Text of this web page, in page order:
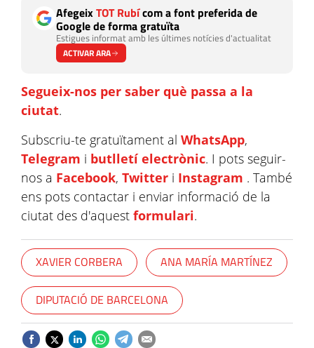
AfegeixTOT Rubícom a font preferida de
Google de forma gratuïta
Estigues informat amb les últimes notícies d'actualitat
ACTIVAR ARA
Segueix-nos per saber què passa a la
ciutat.
Subscriu-te gratuïtament al WhatsApp,
Telegram i butlletí electrònic. I pots seguir-
nos a Facebook, Twitter i Instagram . També
ens pots contactar i enviar informació de la
ciutat des d'aquest formulari.
XAVIER CORBERA ANA MARÍA MARTÍNEZ
DIPUTACIÓ DE BARCELONA